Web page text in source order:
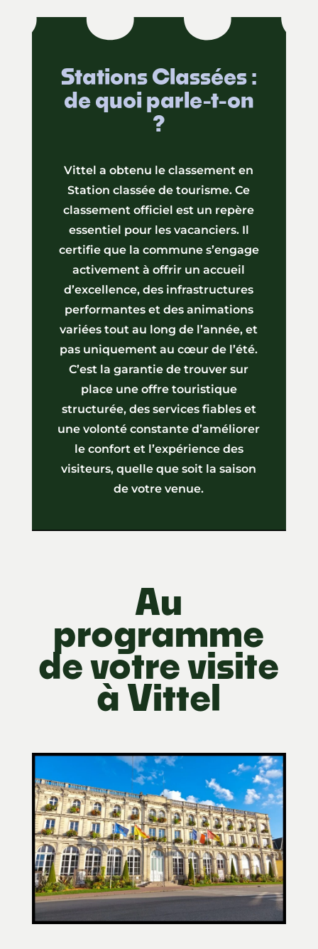
Stations Classées :
de quoi parle-t-on
?
Vittel a obtenu le classement en
Station classée de tourisme. Ce
classement officiel est un repère
essentiel pour les vacanciers. Il
certifie que la commune s’engage
activement à offrir un accueil
d’excellence, des infrastructures
performantes et des animations
variées tout au long de l’année, et
pas uniquement au cœur de l’été.
C’est la garantie de trouver sur
place une offre touristique
structurée, des services fiables et
une volonté constante d’améliorer
le confort et l’expérience des
visiteurs, quelle que soit la saison
de votre venue.
Au
programme
de votre visite
à Vittel